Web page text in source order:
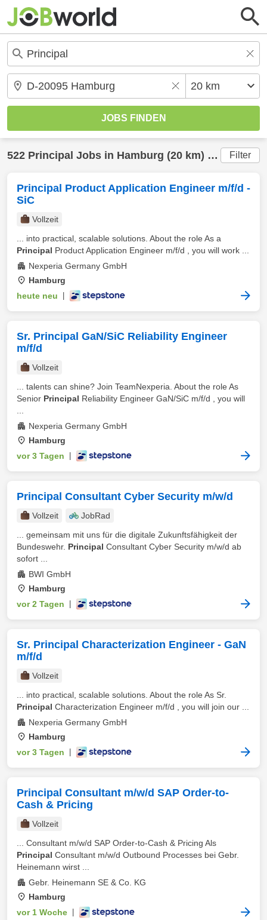
522 Principal Jobs in Hamburg (20 km) gefunden Filter
Principal Product Application Engineer m/f/d -
SiC
Vollzeit
... into practical, scalable solutions. About the role As a
Principal Product Application Engineer m/f/d , you will work ...
Nexperia Germany GmbH
Hamburg
heute neu
Sr. Principal GaN/SiC Reliability Engineer
m/f/d
Vollzeit
... talents can shine? Join TeamNexperia. About the role As
Senior Principal Reliability Engineer GaN/SiC m/f/d , you will
Nexperia Germany GmbH
Hamburg
vor 3 Tagen
Principal Consultant Cyber Security m/w/d
Vollzeit
JobRad
... gemeinsam mit uns für die digitale Zukunftsfähigkeit der
Bundeswehr. Principal Consultant Cyber Security m/w/d ab
sofort ...
BWI GmbH
Hamburg
vor 2 Tagen
Sr. Principal Characterization Engineer - GaN
m/f/d
Vollzeit
... into practical, scalable solutions. About the role As Sr.
Principal Characterization Engineer m/f/d , you will join our ...
Nexperia Germany GmbH
Hamburg
vor 3 Tagen
Principal Consultant m/w/d SAP Order-to-
Cash & Pricing
Vollzeit
... Consultant m/w/d SAP Order-to-Cash & Pricing Als
Principal Consultant m/w/d Outbound Processes bei Gebr.
Heinemann wirst ...
Gebr. Heinemann SE & Co. KG
Hamburg
vor 1 Woche